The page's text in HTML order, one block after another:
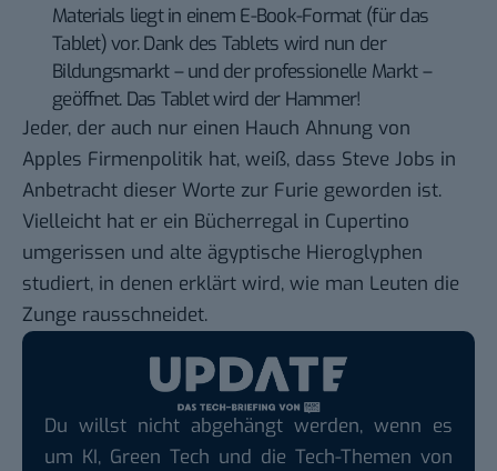
Materials liegt in einem E-Book-Format (für das
Tablet) vor. Dank des Tablets wird nun der
Bildungsmarkt – und der professionelle Markt –
geöffnet. Das Tablet wird der Hammer!
Jeder, der auch nur einen Hauch Ahnung von
Apples Firmenpolitik hat, weiß, dass Steve Jobs in
Anbetracht dieser Worte zur Furie geworden ist.
Vielleicht hat er ein Bücherregal in Cupertino
umgerissen und alte ägyptische Hieroglyphen
studiert, in denen erklärt wird, wie man Leuten die
Zunge rausschneidet.
Du willst nicht abgehängt werden, wenn es
um KI, Green Tech und die Tech-Themen von